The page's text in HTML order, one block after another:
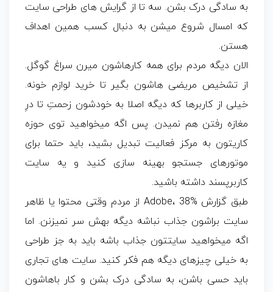
به سادگی درک بشن. سه تا از گرایش های طراحی سایت
که امسال شروع میشن به دنبال کسب همین اهداف
هستن.
الان دیگه مردم برای همه کارهاشون میرن سراغ گوگل.
از تشخیص مریضی هاشون بگیر تا خرید لوازم خونه.
خیلی از کاربرها که دیگه اصلا به خودشون زحمتِ تا درِ
مغازه رفتن هم نمیدن. پس اگه میخواهید توی حوزه
کاریتون به مرکز فعالیت تبدیل بشید، باید حتما برای
موتورهای جستجو بهینه سازی کنید و یه سایت
کاربرپسند داشته باشید.
طبق گزارش Adobe، 38% از مردم وقتی محتوا یا ظاهر
سایت براشون جذاب نباشه دیگه بهش سر نمیزنن. اما
اگه میخواهید سایتتون جذاب باشه باید به جز طراحی
به خیلی چیزهای دیگه هم فکر کنید. سایت های تجاری
باید حسی باشن، به سادگی درک بشن و کار باهاشون